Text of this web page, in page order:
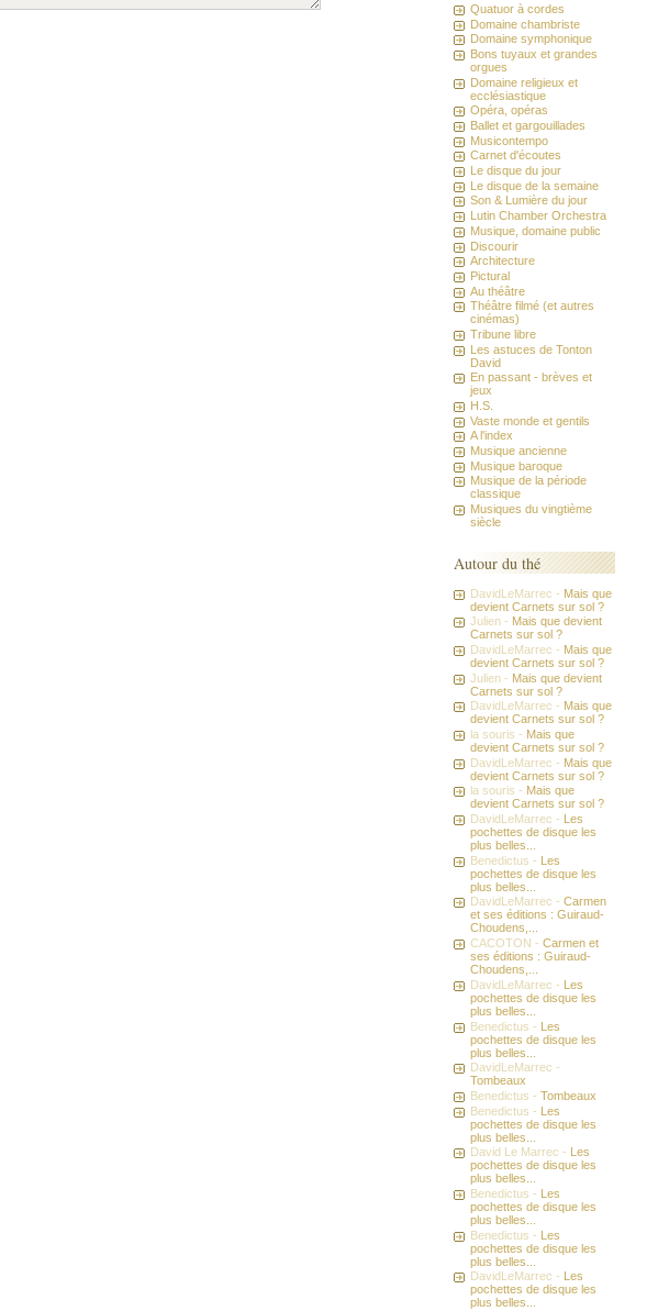
Quatuor à cordes
Domaine chambriste
Domaine symphonique
Bons tuyaux et grandes
orgues
Domaine religieux et
ecclésiastique
Opéra, opéras
Ballet et gargouillades
Musicontempo
Carnet d'écoutes
Le disque du jour
Le disque de la semaine
Son & Lumière du jour
Lutin Chamber Orchestra
Musique, domaine public
Discourir
Architecture
Pictural
Au théâtre
Théâtre filmé (et autres
cinémas)
Tribune libre
Les astuces de Tonton
David
En passant - brèves et
jeux
H.S.
Vaste monde et gentils
A l'index
Musique ancienne
Musique baroque
Musique de la période
classique
Musiques du vingtième
siècle
Autour du thé
DavidLeMarrec - Mais que
devient Carnets sur sol ?
Julien - Mais que devient
Carnets sur sol ?
DavidLeMarrec - Mais que
devient Carnets sur sol ?
Julien - Mais que devient
Carnets sur sol ?
DavidLeMarrec - Mais que
devient Carnets sur sol ?
la souris - Mais que
devient Carnets sur sol ?
DavidLeMarrec - Mais que
devient Carnets sur sol ?
la souris - Mais que
devient Carnets sur sol ?
DavidLeMarrec - Les
pochettes de disque les
plus belles...
Benedictus - Les
pochettes de disque les
plus belles...
DavidLeMarrec -Carmen
et ses éditions : Guiraud-
Choudens,...
CACOTON -Carmen et
ses éditions : Guiraud-
Choudens,...
DavidLeMarrec - Les
pochettes de disque les
plus belles...
Benedictus - Les
pochettes de disque les
plus belles...
DavidLeMarrec -
Tombeaux
Benedictus -Tombeaux
Benedictus - Les
pochettes de disque les
plus belles...
David Le Marrec -
Les
pochettes de disque les
plus belles...
Benedictus - Les
pochettes de disque les
plus belles...
Benedictus - Les
pochettes de disque les
plus belles...
DavidLeMarrec -
Les
pochettes de disque les
plus belles...